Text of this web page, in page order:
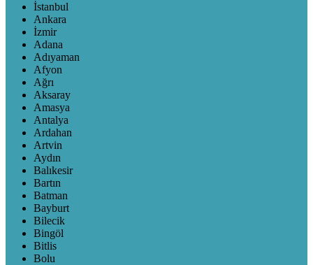
İstanbul
Ankara
İzmir
Adana
Adıyaman
Afyon
Ağrı
Aksaray
Amasya
Antalya
Ardahan
Artvin
Aydın
Balıkesir
Bartın
Batman
Bayburt
Bilecik
Bingöl
Bitlis
Bolu